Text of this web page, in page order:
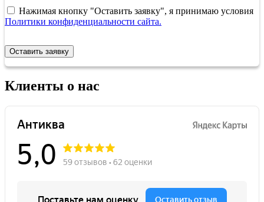
Нажимая кнопку "Оставить заявку", я принимаю условия
Политики конфиденциальности сайта.
Оставить заявку
Клиенты о нас